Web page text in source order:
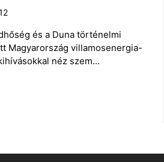
és a Duna történelmi
Magyarország villamosenergia-
néz szem…